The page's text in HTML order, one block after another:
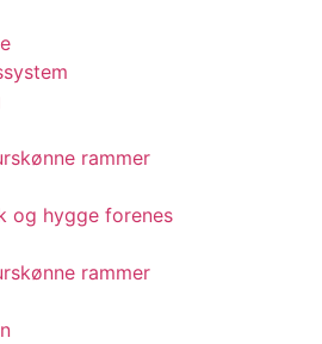
rammer
og hygge forenes
rammer